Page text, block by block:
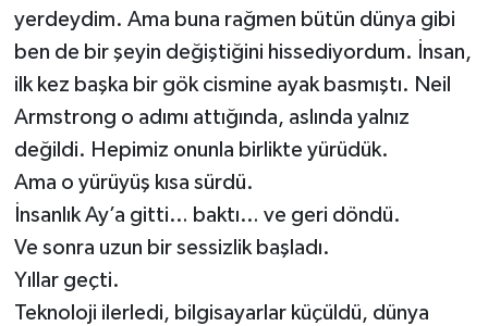
yerdeydim. Ama buna rağmen bütün dünya gibi
ben de bir şeyin değiştiğini hissediyordum. İnsan,
ilk kez başka bir gök cismine ayak basmıştı. Neil
Armstrong o adımı attığında, aslında yalnız
değildi. Hepimiz onunla birlikte yürüdük.
Ama o yürüyüş kısa sürdü.
İnsanlık Ay’a gitti… baktı… ve geri döndü.
Ve sonra uzun bir sessizlik başladı.
Yıllar geçti.
Teknoloji ilerledi, bilgisayarlar küçüldü, dünya